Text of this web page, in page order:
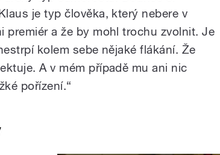
je typ člověka, který nebere v
premiér a že by mohl trochu zvolnit. Je
kolem sebe nějaké flákání. Že
A v mém případě mu ani nic
pořízení.“